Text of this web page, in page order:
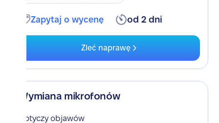
Zapytaj o wycenę od 2 dni
Zleć naprawę
Wymiana mikrofonów
Dotyczy objawów